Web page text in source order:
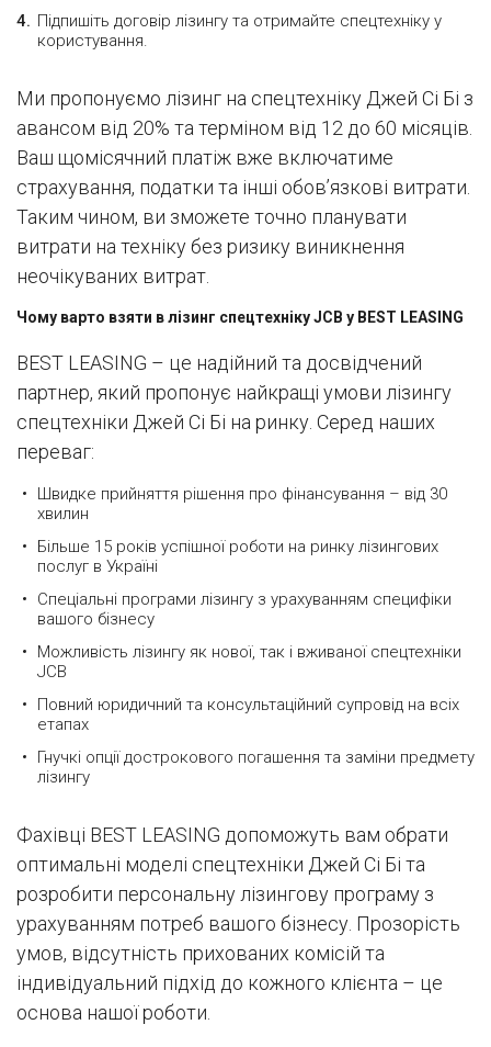
Підпишіть договір лізингу та отримайте спецтехніку у
користування.
Ми пропонуємо лізинг на спецтехніку Джей Сі Бі з
авансом від 20% та терміном від 12 до 60 місяців.
Ваш щомісячний платіж вже включатиме
страхування, податки та інші обов’язкові витрати.
Таким чином, ви зможете точно планувати
витрати на техніку без ризику виникнення
неочікуваних витрат.
Чому варто взяти в лізинг спецтехніку JCB у BEST LEASING
BEST LEASING – це надійний та досвідчений
партнер, який пропонує найкращі умови лізингу
спецтехніки Джей Сі Бі на ринку. Серед наших
переваг:
Швидке прийняття рішення про фінансування – від 30
хвилин
Більше 15 років успішної роботи на ринку лізингових
послуг в Україні
Спеціальні програми лізингу з урахуванням специфіки
вашого бізнесу
Можливість лізингу як нової, так і вживаної спецтехніки
JCB
Повний юридичний та консультаційний супровід на всіх
етапах
Гнучкі опції дострокового погашення та заміни предмету
лізингу
Фахівці BEST LEASING допоможуть вам обрати
оптимальні моделі спецтехніки Джей Сі Бі та
розробити персональну лізингову програму з
урахуванням потреб вашого бізнесу. Прозорість
умов, відсутність прихованих комісій та
індивідуальний підхід до кожного клієнта – це
основа нашої роботи.